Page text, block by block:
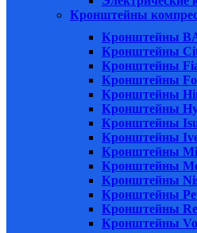
Кронштейны
Кронштейны
Кронштейны
Кронштейны
Кронштейны
Кронштейны
Кронштейны
Кронштейны
Кронштейны
Кронштейны
Кронштейны
Кронштейны
Кронштейны
Кронштейны
Кронштейны